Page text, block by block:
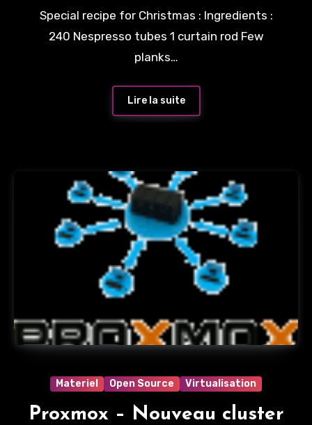
Special recipe for Christmas : Ingredients :
240 Nespresso tubes 1 curtain rod Few
planks…
Lire la suite
Materiel Open Source Virtualisation
Proxmox – Nouveau cluster